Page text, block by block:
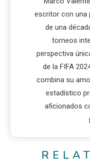
escritor con una
de una
torneos
perspectiva
de la FIFA
combina su
estadístico
aficionados